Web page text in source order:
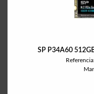
SP P34A60